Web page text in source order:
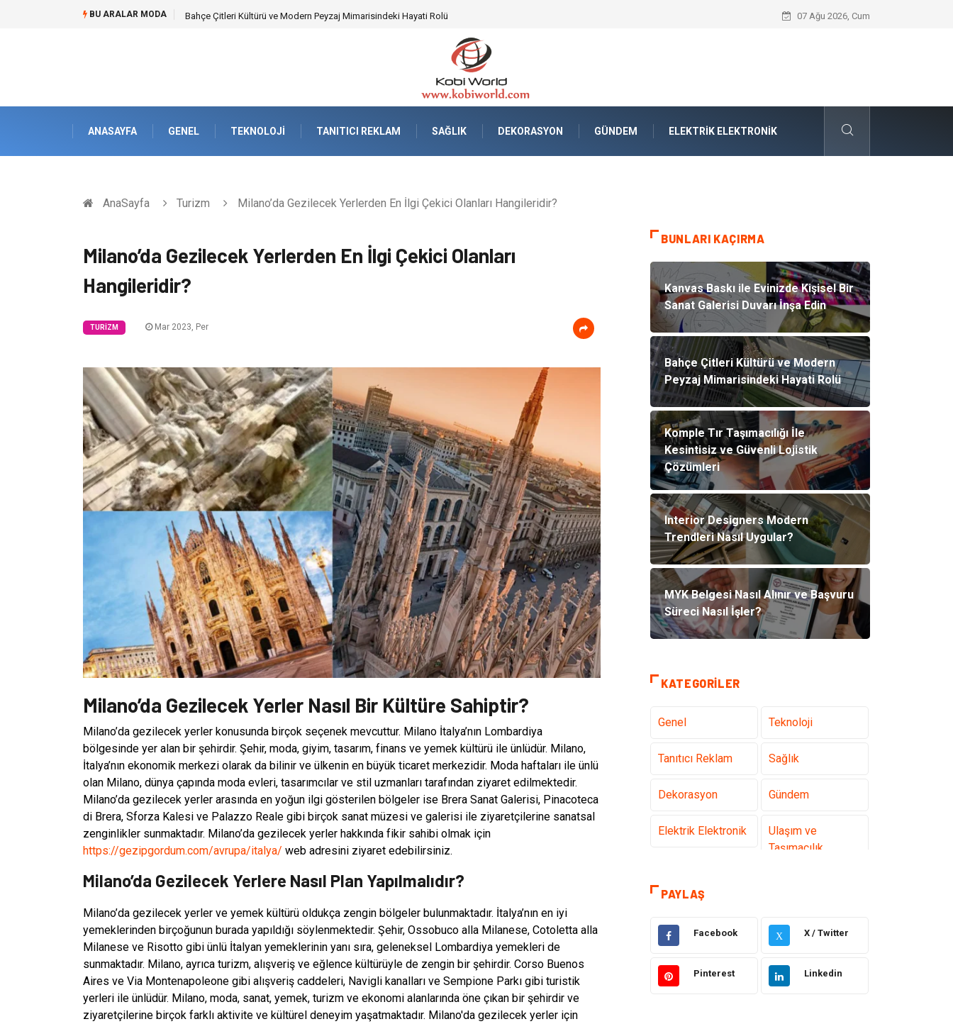
BU ARALAR MODA Komple Tır Taşımacılığı İle Kesintisiz ve Güvenli Lojistik Çözümleri Interior Designers Modern Trendleri
07 Ağu 2026, Cum
ANASAYFA GENEL TEKNOLOJI TANITICI REKLAM SAĞLIK DEKORASYON GÜNDEM ELEKTRIK ELEKTRONIK
AnaSayfa Turizm Milano’da Gezilecek Yerlerden En İlgi Çekici Olanları Hangileridir?
Milano’da Gezilecek Yerlerden En İlgi Çekici Olanları
Hangileridir?
TURIZM Mar 2023, Per
Milano’da Gezilecek Yerler Nasıl Bir Kültüre Sahiptir?
Milano’da gezilecek yerler konusunda birçok seçenek mevcuttur. Milano İtalya’nın Lombardiya
bölgesinde yer alan bir şehirdir. Şehir, moda, giyim, tasarım, finans ve yemek kültürü ile ünlüdür. Milano,
İtalya’nın ekonomik merkezi olarak da bilinir ve ülkenin en büyük ticaret merkezidir. Moda haftaları ile ünlü
olan Milano, dünya çapında moda evleri, tasarımcılar ve stil uzmanları tarafından ziyaret edilmektedir.
Milano’da gezilecek yerler arasında en yoğun ilgi gösterilen bölgeler ise Brera Sanat Galerisi, Pinacoteca
di Brera, Sforza Kalesi ve Palazzo Reale gibi birçok sanat müzesi ve galerisi ile ziyaretçilerine sanatsal
zenginlikler sunmaktadır. Milano’da gezilecek yerler hakkında fikir sahibi olmak için
https://gezipgordum.com/avrupa/italya/ web adresini ziyaret edebilirsiniz.
Milano’da Gezilecek Yerlere Nasıl Plan Yapılmalıdır?
Milano’da gezilecek yerler ve yemek kültürü oldukça zengin bölgeler bulunmaktadır. İtalya’nın en iyi
yemeklerinden birçoğunun burada yapıldığı söylenmektedir. Şehir, Ossobuco alla Milanese, Cotoletta alla
Milanese ve Risotto gibi ünlü İtalyan yemeklerinin yanı sıra, geleneksel Lombardiya yemekleri de
sunmaktadır. Milano, ayrıca turizm, alışveriş ve eğlence kültürüyle de zengin bir şehirdir. Corso Buenos
Aires ve Via Montenapoleone gibi alışveriş caddeleri, Navigli kanalları ve Sempione Parkı gibi turistik
yerleri ile ünlüdür. Milano, moda, sanat, yemek, turizm ve ekonomi alanlarında öne çıkan bir şehirdir ve
ziyaretçilerine birçok farklı aktivite ve kültürel deneyim yaşatmaktadır. Milano'da gezilecek yerler için
BUNLARI KAÇIRMA
Kanvas Baskı ile Evinizde Kişisel Bir
Sanat Galerisi Duvarı İnşa Edin
Bahçe Çitleri Kültürü ve Modern
Peyzaj Mimarisindeki Hayati Rolü
Komple Tır Taşımacılığı İle
Kesintisiz ve Güvenli Lojistik
Çözümleri
Interior Designers Modern
Trendleri Nasıl Uygular?
MYK Belgesi Nasıl Alınır ve Başvuru
Süreci Nasıl İşler?
KATEGORILER
Genel Teknoloji
Tanıtıcı Reklam Sağlık
Dekorasyon Gündem
Elektrik Elektronik
Ulaşım ve
Taşımacılık
Gıda
Yazılım
PAYLAŞ
Facebook X X / Twitter
Pinterest Linkedin